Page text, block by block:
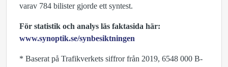
varav 784 bilister gjorde ett syntest.
För statistik och analys läs faktasida här:
www.synoptik.se/synbesiktningen
* Baserat på Trafikverkets siffror från 2019, 6548 000 B-